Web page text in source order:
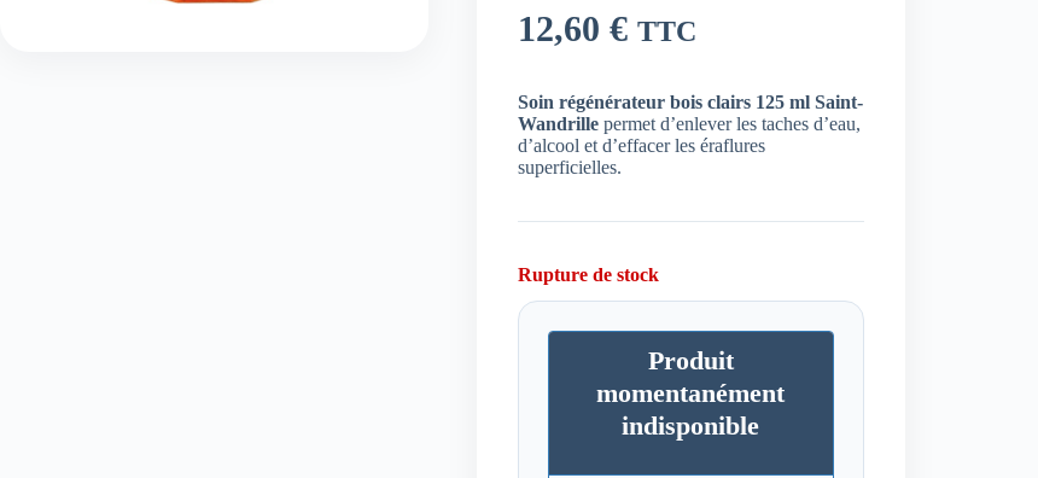
12,60 € TTC
Soin régénérateur bois clairs 125 ml Saint-
Wandrillepermet d’enlever les taches d’eau,
d’alcool et d’effacer les éraflures
superficielles.
Rupture de stock
Produit
momentanément
indisponible